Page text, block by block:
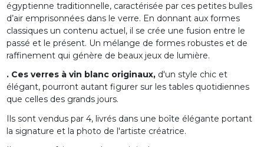
égyptienne traditionnelle, caractérisée par ces petites bulles
d’air emprisonnées dans le verre. En donnant aux formes
classiques un contenu actuel, il se crée une fusion entre le
passé et le présent. Un mélange de formes robustes et de
raffinement qui génère de beaux jeux de lumière.
. Ces verres à vin blanc originaux, d'un style chic et
élégant, pourront autant figurer sur les tables quotidiennes
que celles des grands jours.
Ils sont vendus par 4, livrés dans une boîte élégante portant
la signature et la photo de l'artiste créatrice.